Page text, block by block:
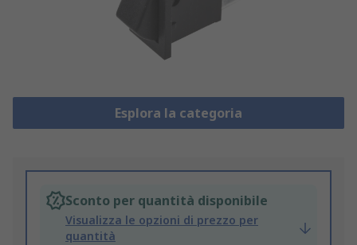
Esplora la categoria
Sconto per quantità disponibile
Visualizza le opzioni di prezzo per
quantità